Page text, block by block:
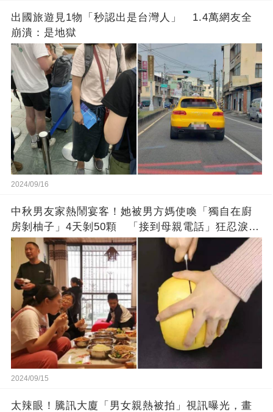
出國旅遊見1物「秒認出是台灣人」 1.4萬網友全
崩潰：是地獄
2024/09/16
中秋男友家熱鬧宴客！她被男方媽使喚「獨自在廚
房剝柚子」4天剝50顆 「接到母親電話」狂忍淚：
不敢說在當奴隸
2024/09/15
太辣眼！騰訊大廈「男女親熱被拍」視訊曝光，畫